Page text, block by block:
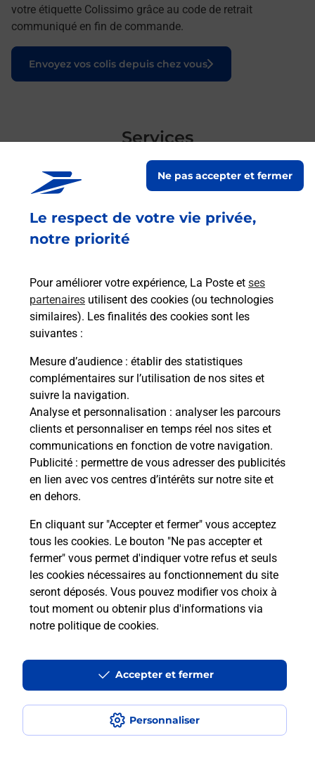
Le respect de votre vie privée,
notre priorité
Pour améliorer votre expérience, La Poste et ses
partenaires utilisent des cookies (ou technologies
similaires). Les finalités des cookies sont les
suivantes :
Mesure d’audience : établir des statistiques
complémentaires sur l’utilisation de nos sites et
suivre la navigation.
Analyse et personnalisation : analyser les parcours
clients et personnaliser en temps réel nos sites et
communications en fonction de votre navigation.
Publicité : permettre de vous adresser des publicités
en lien avec vos centres d’intérêts sur notre site et
en dehors.
En cliquant sur "Accepter et fermer" vous acceptez
tous les cookies. Le bouton "Ne pas accepter et
fermer" vous permet d'indiquer votre refus et seuls
les cookies nécessaires au fonctionnement du site
seront déposés. Vous pouvez modifier vos choix à
tout moment ou obtenir plus d'informations via
notre politique de cookies.
Personnaliser
Ne pas accepter et fermer
Accepter et fermer
votre étiquette Colissimo grâce au code de retrait
communiqué en fin de commande.
Envoyez vos colis depuis chez vous
Le lien s'ouvre dans un nouvel onglet
Services
En savoir plus
Acheter un iPhone neuf ou reconditionné
Vous recherchez un smartphone pas cher proche
de chez vous ? Découvrez notre offre de
téléphones iPhone Apple dans vos bureaux de
Poste à BELLEVILLE SUR MEUSE (55430) !
En savoir plus
En
Questions fréquemment posées
Comment retourner un colis acheté
en ligne depuis votre boîte aux lettres
Comment envoyer un colis ou faire un
retour chez un e-commerçant sans se
déplacer ?
Envoyer un petit colis au meilleur